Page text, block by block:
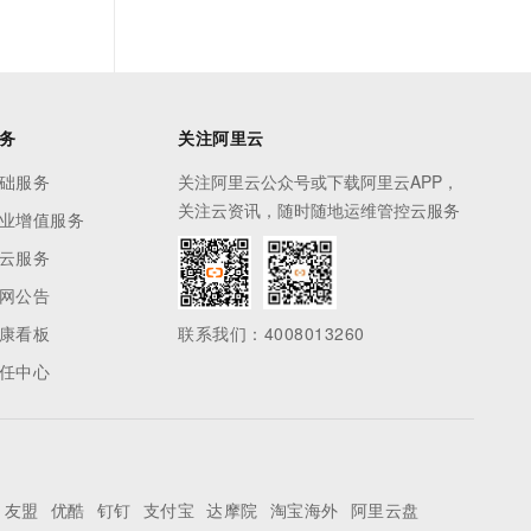
服务
增值服务
服务
公告
看板
中心
关注阿里云
关注阿里云公众号或下载阿里云APP，
关注云资讯，随时随地运维管控云服务
联系我们：4008013260
友盟 优酷 钉钉 支付宝 达摩院 淘宝海外 阿里云盘